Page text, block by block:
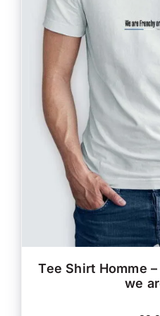
CHOIX DES
DÉTAILS
Tee Shirt Homme
we